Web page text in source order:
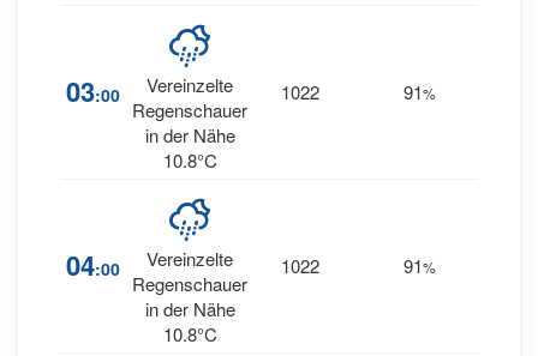
03:00
Vereinzelte
Regenschauer
in der Nähe
10.8°C
1022 91%
04:00
Vereinzelte
Regenschauer
in der Nähe
10.8°C
1022 91%